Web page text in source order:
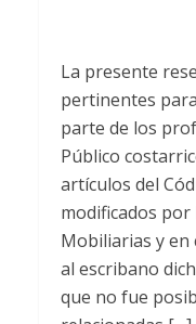
La presente
pertinentes
parte de los
Público
artículos del
modificados por
Mobiliarias y
al escribano
que no fue